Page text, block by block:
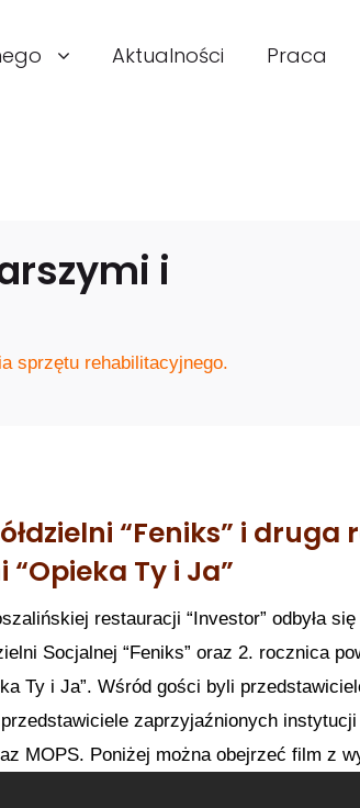
Aktualności Praca
i
sprzętu rehabilitacyjnego.
“Feniks” i druga
“Opieka Ty i Ja”
restauracji “Investor” odbyła
Socjalnej “Feniks” oraz 2. rocznica
Ty i Ja”. Wśród gości byli
zaprzyjaźnionych
MOPS. Poniżej można obejrzeć film z